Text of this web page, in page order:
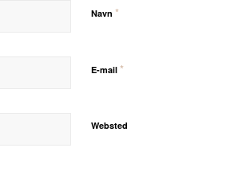
Navn *
E-mail *
Websted